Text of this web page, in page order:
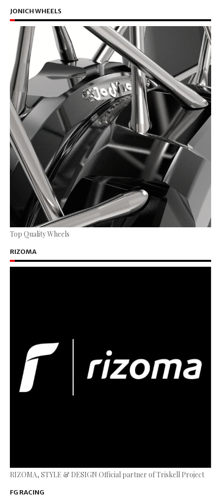
JONICH WHEELS
Top Quality Wheels
RIZOMA
RIZOMA, STYLE & DESIGN Official partner of Triskell Project
FG RACING